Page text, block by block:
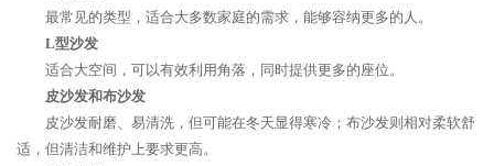
最常见的类型，适合大多数家庭的需求，能够容纳更多的人。
L型沙发
适合大空间，可以有效利用角落，同时提供更多的座位。
皮沙发和布沙发
皮沙发耐磨、易清洗，但可能在冬天显得寒冷；布沙发则相对柔软舒
适，但清洁和维护上要求更高。